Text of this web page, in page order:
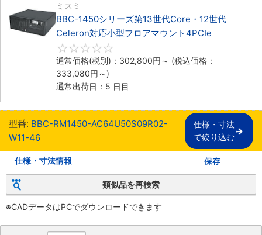
ミスミ
BBC-1450シリーズ第13世代Core・12世代
Celeron対応小型フロアマウント4PCIe
通常価格(税別)： 302,800円 ～ (税込価格：
333,080円 ～)
通常出荷日：5 日目
型番: BBC-RM1450-AC64U50S09R02-
W11-46
仕様・寸法
で絞り込む
仕様・寸法情報 保存
類似品を再検索
※CADデータはPCでダウンロードできます